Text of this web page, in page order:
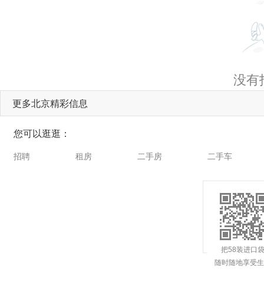
没有
更多北京精彩信息
您可以逛逛：
招聘 租房 二手房 二手车
把58装进口袋
随时随地享受